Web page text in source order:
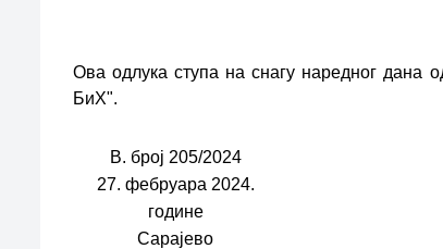
Ова одлука ступа на снагу наредног
БиХ".
В. број 205/2024
27. фебруара 2024.
године
Сарајево